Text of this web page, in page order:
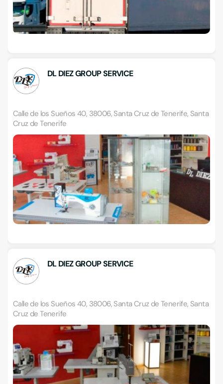
DL DIEZ GROUP SERVICE
Calle de los Sueños 40, 38006, Santa Cruz de Tenerife, Santa
Cruz de Tenerife
DL DIEZ GROUP SERVICE
Calle de los Sueños 40, 38006, Santa Cruz de Tenerife, Santa
Cruz de Tenerife